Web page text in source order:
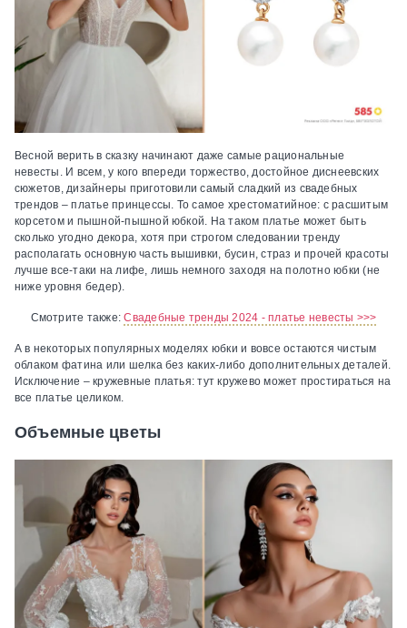
Веcной верить в сказку начинают даже самые рациональные
невесты. И всем, у кого впереди торжество, достойное диснеевских
сюжетов, дизайнеры приготовили самый сладкий из свадебных
трендов – платье принцессы. То самое хрестоматийное: с расшитым
корсетом и пышной-пышной юбкой. На таком платье может быть
сколько угодно декора, хотя при строгом следовании тренду
располагать основную часть вышивки, бусин, страз и прочей красоты
лучше все-таки на лифе, лишь немного заходя на полотно юбки (не
ниже уровня бедер).
Смотрите также:Свадебные тренды 2024 - платье невесты >>>
А в некоторых популярных моделях юбки и вовсе остаются чистым
облаком фатина или шелка без каких-либо дополнительных деталей.
Исключение – кружевные платья: тут кружево может простираться на
все платье целиком.
Объемные цветы